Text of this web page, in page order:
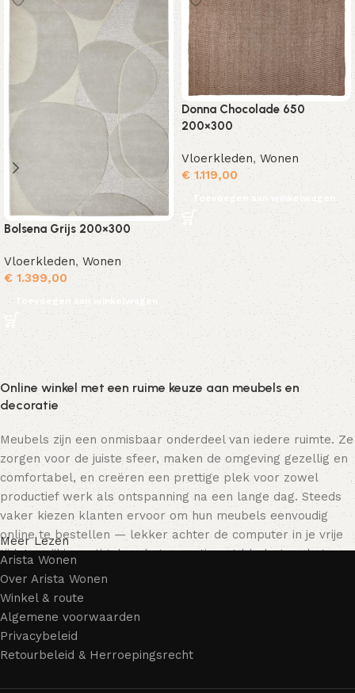
Bolsena Grijs 200×300
Vloerkleden,Wonen
€1.399,00
Toevoegen aan winkelwagen
Donna Chocolade 650
200×300
Vloerkleden,Wonen
€1.119,00
Toevoegen aan winkelwagen
Online winkel met een ruime keuze aan meubels en
decoratie
Meubels zijn een onmisbaar onderdeel van iedere ruimte. Ze
zorgen voor de juiste sfeer, maken de omgeving gezellig en
comfortabel, en creëren een prettige plek voor zowel
productief werk als ontspanning na een lange dag. Steeds
vaker kiezen klanten ervoor om hun meubels eenvoudig
online te bestellen — lekker achter de computer in je vrije
tijd, terwijl je rustig door het assortiment bladert en het
meubelstuk kiest dat bij je past. Onze online winkel biedt
een uitgebreide catalogus met meubels voor zowel thuis als
kantoor.
Meubelproductie is een moderne vorm van kunst
Meer Lezen
Arista Wonen
Over Arista Wonen
Winkel & route
Algemene voorwaarden
Privacybeleid
Retourbeleid & Herroepingsrecht